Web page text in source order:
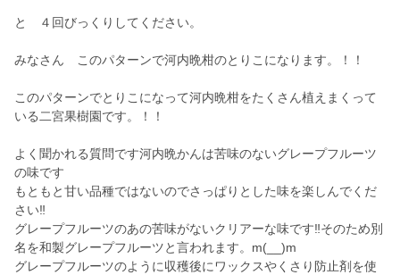
と ４回びっくりしてください。
みなさん このパターンで河内晩柑のとりこになります。！！
このパターンでとりこになって河内晩柑をたくさん植えまくって
いる二宮果樹園です。！！
よく聞かれる質問です河内晩かんは苦味のないグレープフルーツ
の味です
もともと甘い品種ではないのでさっぱりとした味を楽しんでくだ
さい‼️
グレープフルーツのあの苦味がないクリアーな味です‼️そのため別
名を和製グレープフルーツと言われます。m(__)m
グレープフルーツのように収穫後にワックスやくさり防止剤を使